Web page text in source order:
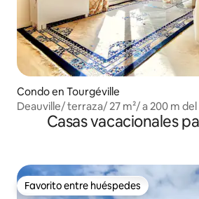
Condo en Tourgéville
Deauville/ terraza/ 27 m²/ a 200 m
Casas vacacionales
Favorito entre huéspedes
Favorito entre huéspedes